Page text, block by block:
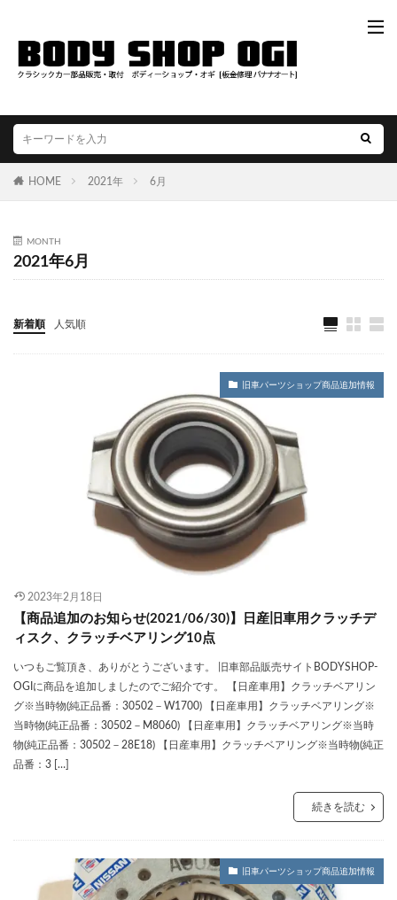
HOME 2021年 6月
MONTH
2021年6月
新着順 人気順
旧車パーツショップ商品追加情報
2023年2月18日
【商品追加のお知らせ(2021/06/30)】日産旧車用クラッチデ
ィスク、クラッチベアリング10点
いつもご覧頂き、ありがとうございます。 旧車部品販売サイトBODYSHOP-
OGIに商品を追加しましたのでご紹介です。 【日産車用】クラッチベアリン
グ※当時物(純正品番：30502－W1700) 【日産車用】クラッチベアリング※
当時物(純正品番：30502－M8060) 【日産車用】クラッチベアリング※当時
物(純正品番：30502－28E18) 【日産車用】クラッチベアリング※当時物(純正
品番：3 […]
続きを読む
旧車パーツショップ商品追加情報